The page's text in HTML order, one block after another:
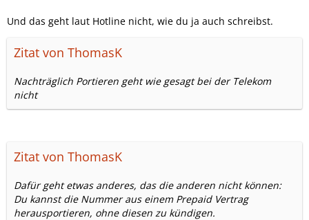
Und das geht laut Hotline nicht, wie du ja auch schreibst.
Zitat von ThomasK
Nachträglich Portieren geht wie gesagt bei der Telekom
nicht
Zitat von ThomasK
Dafür geht etwas anderes, das die anderen nicht können:
Du kannst die Nummer aus einem Prepaid Vertrag
herausportieren, ohne diesen zu kündigen.